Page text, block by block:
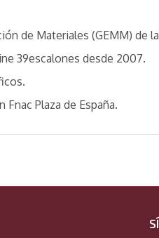
de Materiales (GEMM) de
39escalones desde 2007.
Plaza de España.